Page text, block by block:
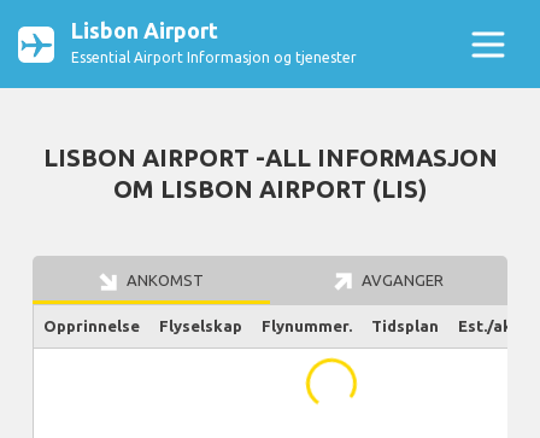
Lisbon Airport
Essential Airport Informasjon og tjenester
LISBON AIRPORT -ALL INFORMASJON
OM LISBON AIRPORT (LIS)
ANKOMST AVGANGER
Opprinnelse Flyselskap Flynummer. Tidsplan Est./
...